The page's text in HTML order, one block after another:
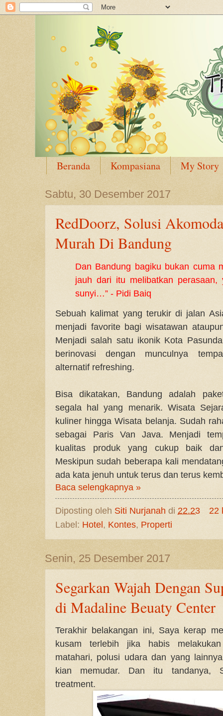
Beranda Kompasiana My Story
Sabtu, 30 Desember 2017
RedDoorz, Solusi
Murah Di Bandung
Dan Bandung bagiku bukan cuma
jauh dari itu melibatkan perasaan,
sunyi…” - Pidi Baiq
Sebuah kalimat yang terukir di jalan
menjadi favorite bagi wisatawan
Menjadi salah satu ikonik Kota
berinovasi dengan munculnya
alternatif refreshing.
Bisa dikatakan, Bandung adalah
segala hal yang menarik. Wisata
kuliner hingga Wisata belanja. Sudah
sebagai Paris Van Java. Menjadi
kualitas produk yang cukup baik
Meskipun sudah beberapa kali
ada kata jenuh untuk terus dan terus
Baca selengkapnya »
Diposting oleh Siti Nurjanah di 22.23
22
Label: Hotel , Kontes, Properti
Senin, 25 Desember 2017
Segarkan Wajah Dengan
di Madaline Beuaty Center
Terakhir belakangan ini, Saya kerap
kusam terlebih jika habis
matahari, polusi udara dan yang
kian memudar. Dan itu tandanya,
treatment.